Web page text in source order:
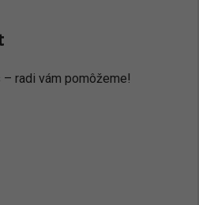
radi vám pomôžeme!